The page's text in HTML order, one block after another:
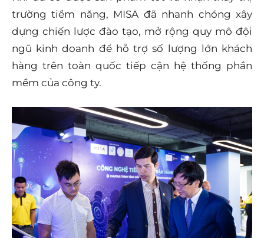
trường tiềm năng, MISA đã nhanh chóng xây
dựng chiến lược đào tạo, mở rộng quy mô đội
ngũ kinh doanh để hỗ trợ số lượng lớn khách
hàng trên toàn quốc tiếp cận hệ thống phần
mềm của công ty.